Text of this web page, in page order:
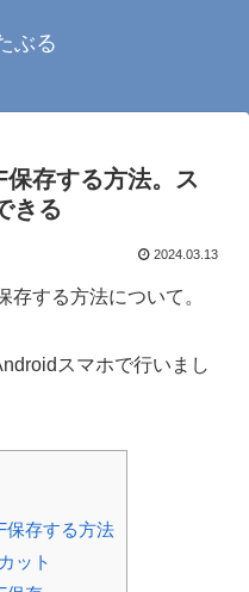
ぶる
存する方法。ス
きる
2024.03.13
する方法について。
スマホで行いまし
保存する方法
ット